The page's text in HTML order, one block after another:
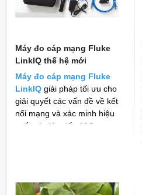
Máy đo cáp mạng Fluke
LinkIQ thế hệ mới
Máy đo cáp mạng Fluke
LinkIQ giải pháp tối ưu cho
giải quyết các vấn đề về kết
nối mạng và xác minh hiệu
suất cáp lên đến 10G